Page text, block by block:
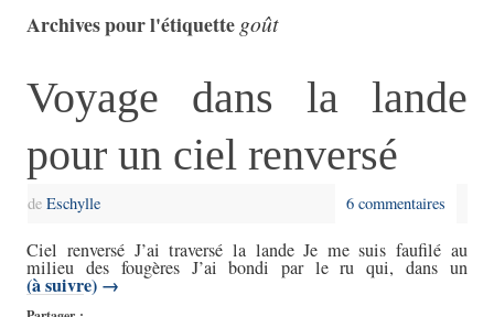
Archives pour l'étiquettegoût
Voyage dans la lande
pour un ciel renversé
deEschylle 6 commentaires
Ciel renversé J’ai traversé la lande Je me suis faufilé au
milieu des fougères J’ai bondi par le ru qui, dans un
(à suivre) →